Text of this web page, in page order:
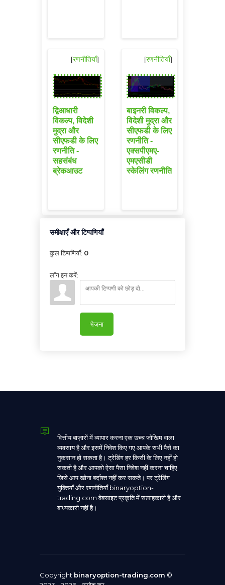
[रणनीतियाँ]
द्विआधारी
विकल्प, विदेशी
मुद्रा और
सीएफडी के लिए
रणनीति -
सहसंबंध
ब्रेकआउट
[रणनीतियाँ]
बाइनरी विकल्प,
विदेशी मुद्रा और
सीएफडी के लिए
रणनीति -
एक्सपीएमए-
एमएसीडी
स्केलिंग रणनीति
समीक्षाएँ और टिप्पणियाँ
कुल टिप्पणियाँ: 0
लॉग इन करें:
भेजना
वित्तीय बाज़ारों में व्यापार करना एक उच्च जोखिम वाला
व्यवसाय है और इसमें निवेश किए गए आपके सभी पैसे का
नुकसान हो सकता है। ट्रेडिंग हर किसी के लिए नहीं हो
सकती है और आपको ऐसा पैसा निवेश नहीं करना चाहिए
जिसे आप खोना बर्दाश्त नहीं कर सकते। पर ट्रेडिंग
युक्तियाँ और रणनीतियाँ binaryoption-
trading.com वेबसाइट प्रकृति में सलाहकारी है और
बाध्यकारी नहीं है।
Copyright binaryoption-trading.com ©